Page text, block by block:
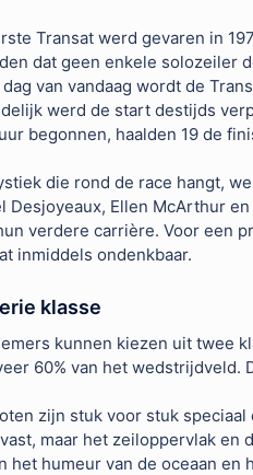
Transat werd gevaren in
dat geen enkele solozeiler
van vandaag wordt de
werd de start destijds
begonnen, haalden 19 de
die rond de race hangt,
Desjoyeaux, Ellen McArthur
verdere carrière. Voor een
inmiddels ondenkbaar.
klasse
kunnen kiezen uit twee
60% van het wedstrijdveld.
zijn stuk voor stuk
maar het zeiloppervlak en
het humeur van de oceaan en